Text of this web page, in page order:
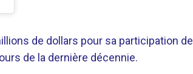
de dollars pour sa participation de
de la dernière décennie.